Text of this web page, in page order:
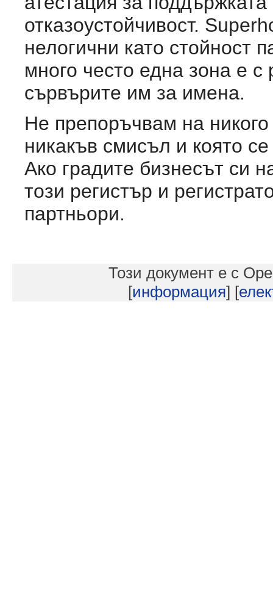
отказоустойчивост.
нелогични като стойност
много често една зона е
сървърите им за имена.
Не препоръчвам на
никакъв смисъл и която
Ако градите бизнесът си
този регистър и
партньори.
Този документ е с
[информация] [